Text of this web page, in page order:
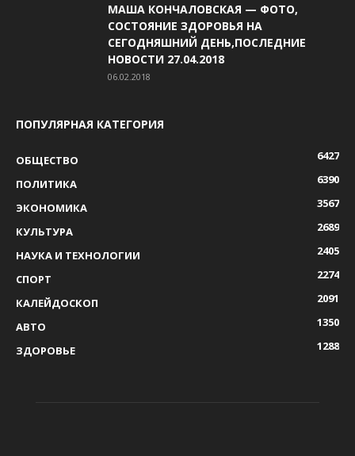
МАША КОНЧАЛОВСКАЯ — ФОТО,
СОСТОЯНИЕ ЗДОРОВЬЯ НА
СЕГОДНЯШНИЙ ДЕНЬ,ПОСЛЕДНИЕ
НОВОСТИ 27.04.2018
06.02.2018
ПОПУЛЯРНАЯ КАТЕГОРИЯ
ОБЩЕСТВО
6427
ПОЛИТИКА
6390
ЭКОНОМИКА
3567
КУЛЬТУРА
2689
НАУКА И ТЕХНОЛОГИИ
2405
СПОРТ
2274
КАЛЕЙДОСКОП
2091
АВТО
1350
ЗДОРОВЬЕ
1288